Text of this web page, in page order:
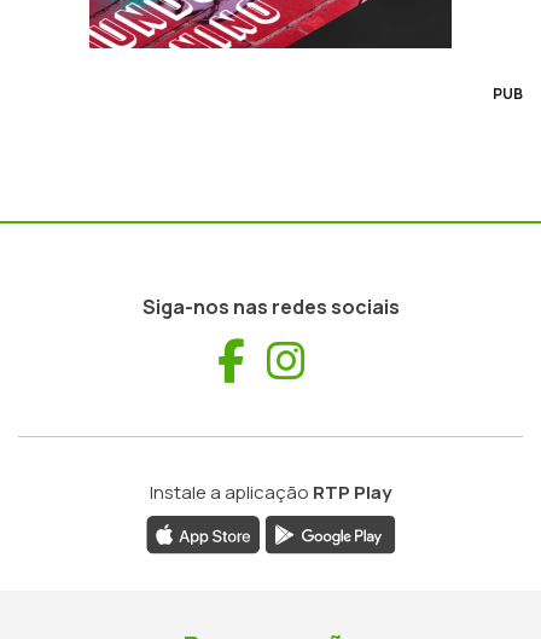
PUB
Siga-nos nas redes sociais
Facebook
Instale a aplicação RTP Play